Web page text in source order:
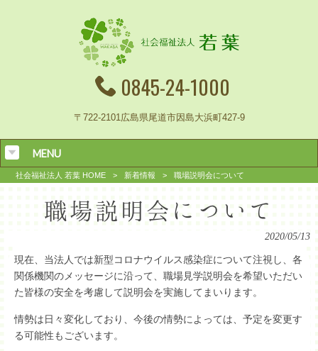
0845-24-1000
〒722-2101広島県尾道市因島大浜町427-9
MENU
社会福祉法人 若葉 HOME > 新着情報 > 職場説明会について
職場説明会について
2020/05/13
現在、当法人では新型コロナウイルス感染症について注視し、各
関係機関のメッセージに沿って、職場見学説明会を希望いただい
た皆様の安全を考慮して説明会を実施してまいります。
情勢は日々変化しており、今後の情勢によっては、予定を変更す
る可能性もございます。